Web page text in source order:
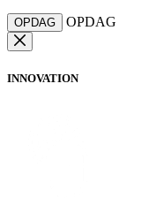
OPDAG OPDAG
INNOVATION